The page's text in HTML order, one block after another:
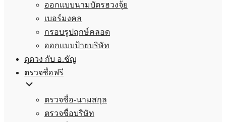
ออกแบบนามบัตรฮวงจุ้ย
เบอร์มงคล
กรอบรูปฤกษ์คลอด
ออกแบบป้ายบริษัท
ดูดวง กับ อ.ชัญ
ตรวจชื่อฟรี
ตรวจชื่อ-นามสกุล
ตรวจชื่อบริษัท